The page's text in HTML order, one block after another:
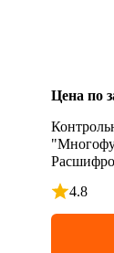
Цена по
4.8
Рейтинг